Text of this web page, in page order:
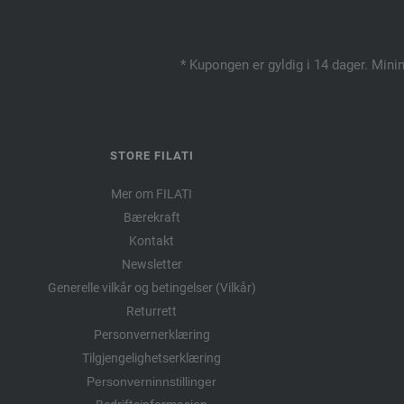
* Kupongen er gyldig i 14 dager.
STORE FILATI
Mer om FILATI
Bærekraft
Kontakt
Newsletter
Generelle vilkår og betingelser (Vilkår)
Returrett
Personvernerklæring
Tilgjengelighetserklæring
Personverninnstillinger